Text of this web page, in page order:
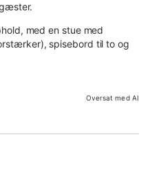
med en stue med
spisebord til to og
rullende aircondition og en
dynen er
Smart TV med streaming,
Oversat med AI